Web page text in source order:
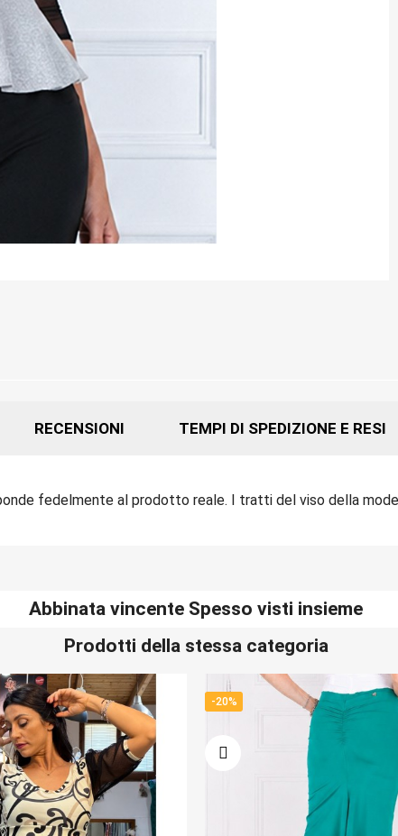
RECENSIONI TEMPI DI SPEDIZIONE E RESI
fedelmente al prodotto reale. I tratti del viso della
Abbinata vincente Spesso visti insieme
Prodotti della stessa categoria
-20%